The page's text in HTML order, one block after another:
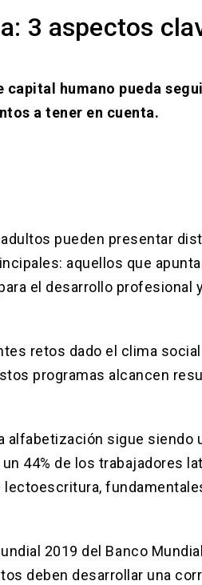
3 aspectos
capital humano pueda
a tener en cuenta.
pueden presentar
aquellos que
el desarrollo profesional
retos dado el clima
programas alcancen
alfabetización sigue siendo
un 44% de los trabajadores
2019 del Banco Mundial
deben desarrollar una